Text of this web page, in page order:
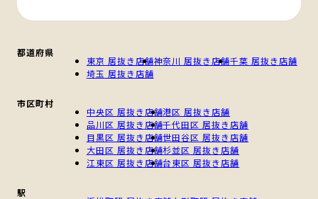
都道府県
東京 居抜き店舗神奈川 居抜き店舗千葉 居抜き店舗
埼玉 居抜き店舗
市区町村
中央区 居抜き店舗港区 居抜き店舗
品川区 居抜き店舗千代田区 居抜き店舗
目黒区 居抜き店舗世田谷区 居抜き店舗
大田区 居抜き店舗杉並区 居抜き店舗
江東区 居抜き店舗台東区 居抜き店舗
駅